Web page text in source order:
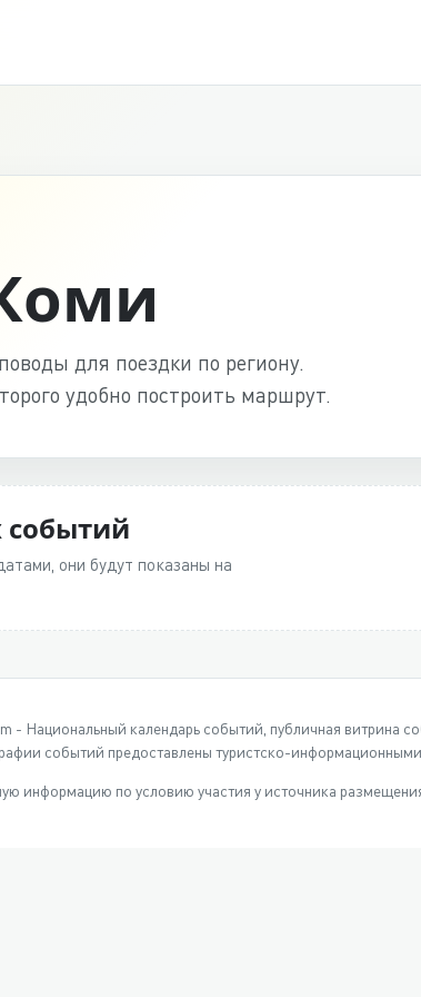
для поездки по региону.
удобно построить маршрут.
событий
они будут показаны на
- Национальный календарь событий, публичная витрина
событий предоставлены туристско-
информацию по условию участия у источника